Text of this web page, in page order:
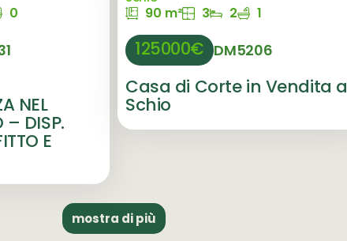
0
NEL
– DISP.
E
90 m² 3 2 1
125000€ DM5206
Casa di Corte in Vendita a
Schio
mostra di più